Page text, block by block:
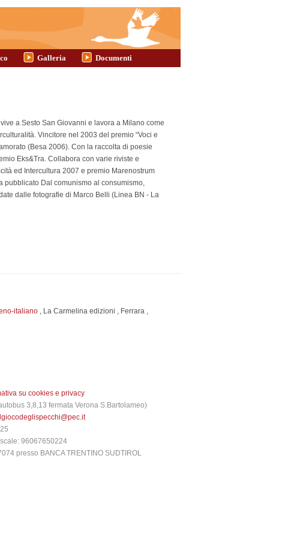
Galleria Documenti
a Sesto San Giovanni e lavora a Milano come
Vincitore nel 2003 del premio “Voci e
(Besa 2006). Con la raccolta di poesie
Eks&Tra. Collabora con varie riviste e
ed Intercultura 2007 e premio Marenostrum
Dal comunismo al consumismo,
dalle fotografie di Marco Belli (Linea BN - La
italiano , La Carmelina edizioni , Ferrara ,
su cookies e privacy
3,8,13 fermata Verona S.Bartolameo)
96067650224
presso BANCA TRENTINO SUDTIROL